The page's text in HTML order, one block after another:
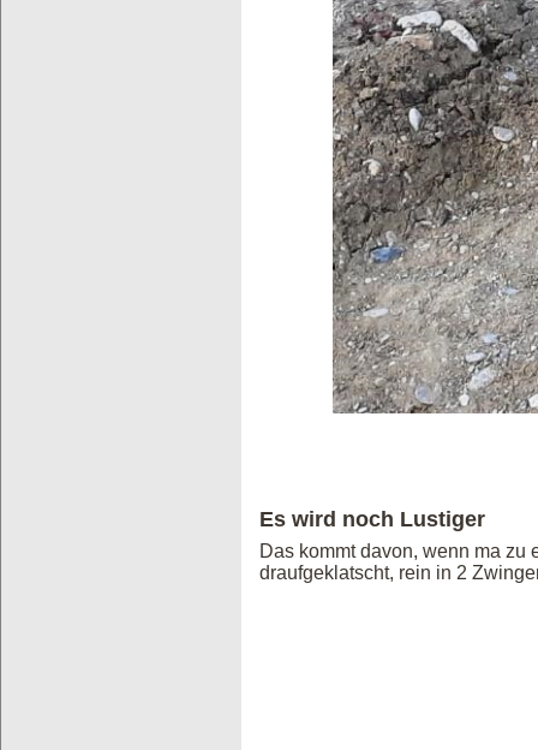
Es wird noch Lustiger
Das kommt davon, wenn ma zu
draufgeklatscht, rein in 2